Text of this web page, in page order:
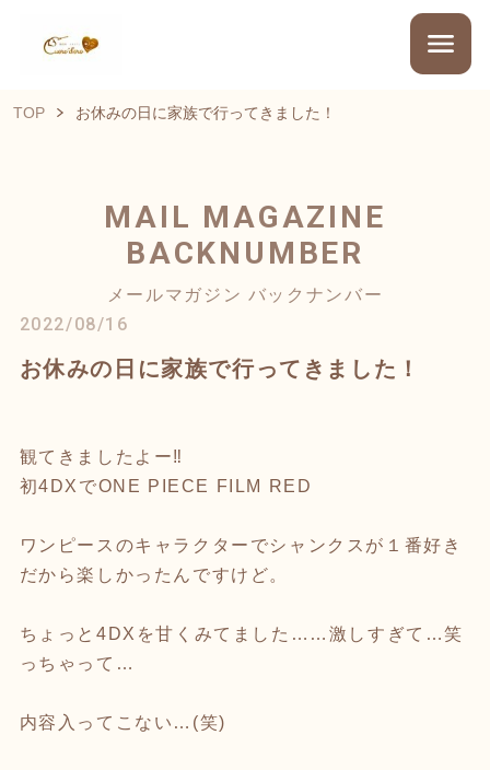
TOP お休みの日に家族で行ってきました！
MAIL MAGAZINE
BACKNUMBER
メールマガジン バックナンバー
2022/08/16
お休みの日に家族で行ってきました！
観てきましたよー‼️
初4DXでONE PIECE FILM RED
ワンピースのキャラクターでシャンクスが１番好き
だから楽しかったんですけど。
ちょっと4DXを甘くみてました……激しすぎて…笑
っちゃって…
内容入ってこない…(笑)